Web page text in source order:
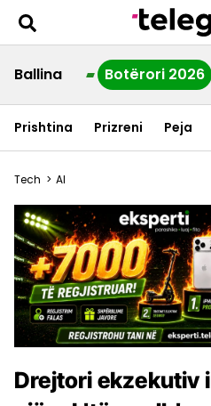
Ballina Botërori 2026
Prishtina Prizreni Peja
Tech > AI
Drejtori ekzekutiv